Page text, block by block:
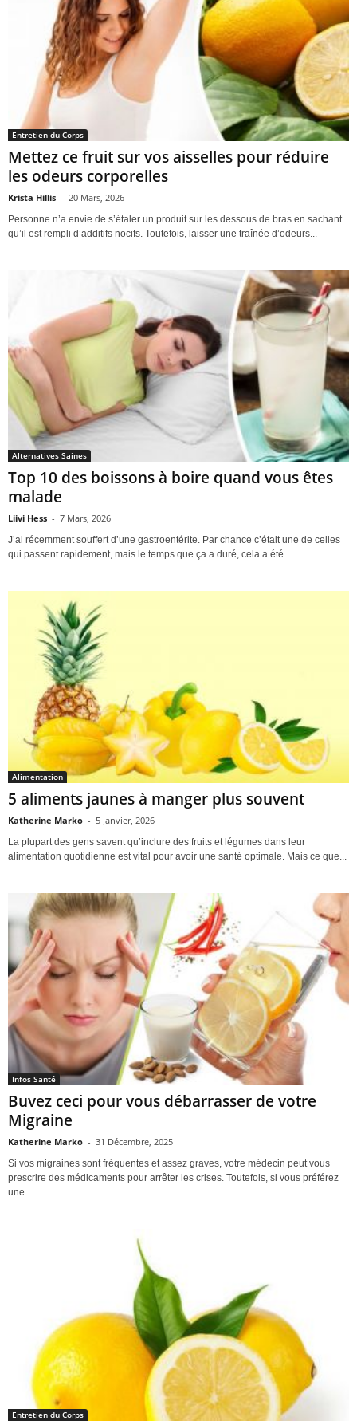
Entretien du Corps
Mettez ce fruit sur vos aisselles pour réduire
les odeurs corporelles
Krista Hillis - 20 Mars, 2026
Personne n’a envie de s’étaler un produit sur les dessous de bras en sachant
qu’il est rempli d’additifs nocifs. Toutefois, laisser une traînée d’odeurs...
Alternatives Saines
Top 10 des boissons à boire quand vous êtes
malade
Liivi Hess - 7 Mars, 2026
J’ai récemment souffert d’une gastroentérite. Par chance c’était une de celles
qui passent rapidement, mais le temps que ça a duré, cela a été...
Alimentation
5 aliments jaunes à manger plus souvent
Katherine Marko - 5 Janvier, 2026
La plupart des gens savent qu’inclure des fruits et légumes dans leur
alimentation quotidienne est vital pour avoir une santé optimale. Mais ce que...
Infos Santé
Buvez ceci pour vous débarrasser de votre
Migraine
Katherine Marko - 31 Décembre, 2025
Si vos migraines sont fréquentes et assez graves, votre médecin peut vous
prescrire des médicaments pour arrêter les crises. Toutefois, si vous préférez
une...
Entretien du Corps